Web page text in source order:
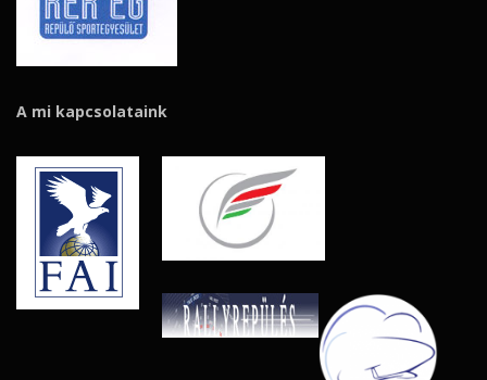
A mi kapcsolataink